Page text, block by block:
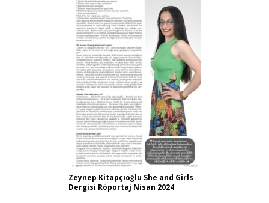
Zeynep Kitapçıoğlu She and Girls
Dergisi Röportaj Nisan 2024